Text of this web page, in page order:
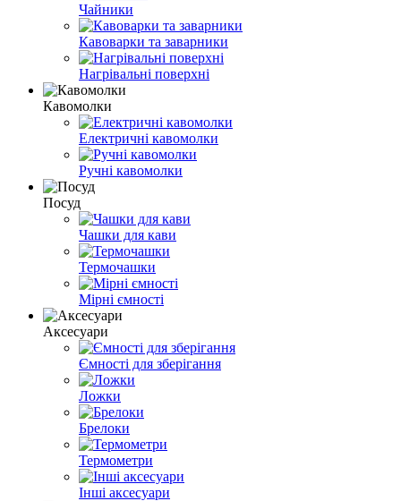
Чайники
Кавоварки та заварники
Нагрівальні поверхні
Кавомолки
Електричні кавомолки
Ручні кавомолки
Посуд
Чашки для кави
Термочашки
Мірні ємності
Аксесуари
Ємності для зберігання
Ложки
Брелоки
Термометри
Інші аксесуари